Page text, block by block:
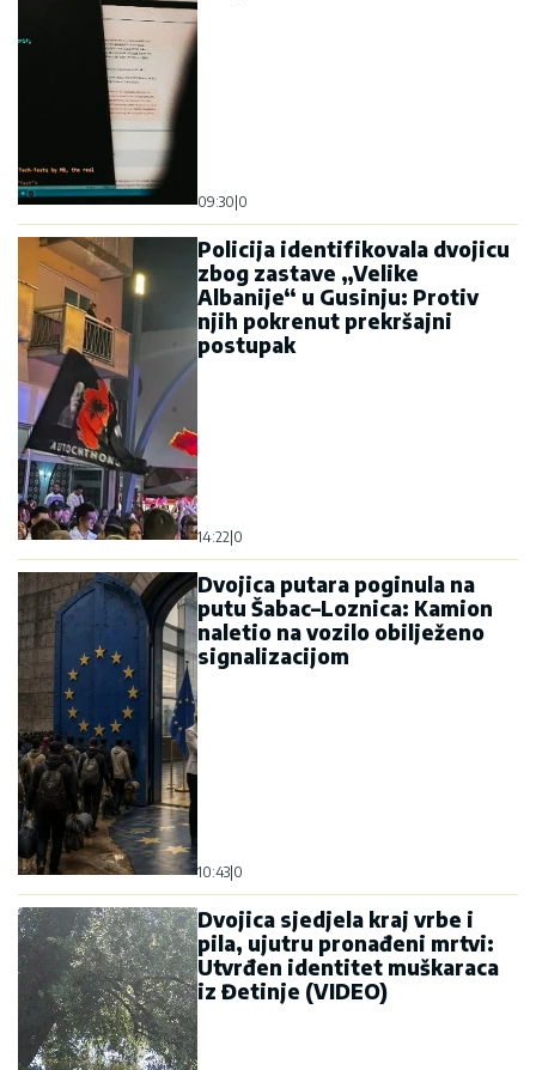
09:30 0
Policija identifikovala dvojicu
zbog zastave „Velike
Albanije“ u Gusinju: Protiv
njih pokrenut prekršajni
postupak
14:22 0
Dvojica putara poginula na
putu Šabac–Loznica: Kamion
naletio na vozilo obilježeno
signalizacijom
10:43 0
Dvojica sjedjela kraj vrbe i
pila, ujutru pronađeni mrtvi:
Utvrđen identitet muškaraca
iz Đetinje (VIDEO)